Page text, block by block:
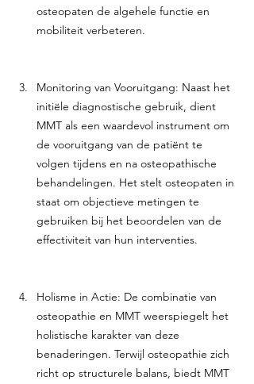
osteopaten de algehele functie en
mobiliteit verbeteren.
Monitoring van Vooruitgang: Naast het
initiële diagnostische gebruik, dient
MMT als een waardevol instrument om
de vooruitgang van de patiënt te
volgen tijdens en na osteopathische
behandelingen. Het stelt osteopaten in
staat om objectieve metingen te
gebruiken bij het beoordelen van de
effectiviteit van hun interventies.
Holisme in Actie: De combinatie van
osteopathie en MMT weerspiegelt het
holistische karakter van deze
benaderingen. Terwijl osteopathie zich
richt op structurele balans, biedt MMT